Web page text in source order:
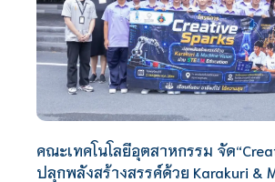
คณะเทคโนโลยีอุตสาหกรรม จัด
ปลุกพลังสร้างสรรค์ด้วย Karakuri &